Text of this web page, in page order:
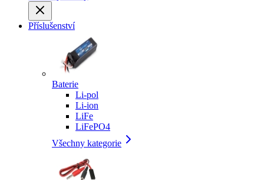
Příslušenství
Baterie
Li-pol
Li-ion
LiFe
LiFePO4
Všechny kategorie